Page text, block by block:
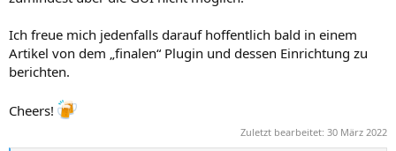
Ich freue mich jedenfalls darauf hoffentlich bald in einem
Artikel von dem „finalen“ Plugin und dessen Einrichtung zu
berichten.
Cheers!
Zuletzt bearbeitet: 30 März 2022